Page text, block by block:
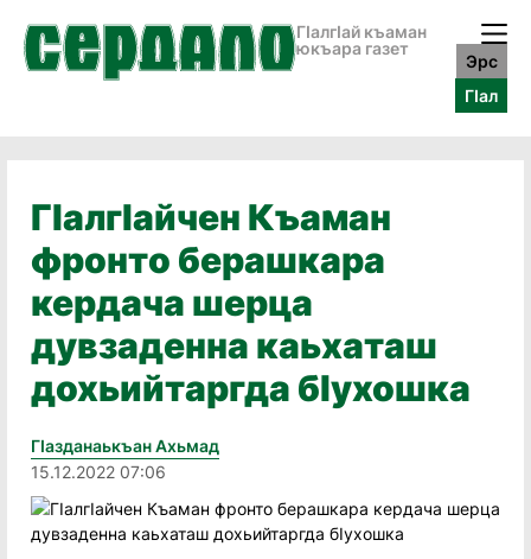
ГӀалгӀай къаман
юкъара газет
Эрс
ГӀал
ГIалгIайчен Къаман
фронто берашкара
кердача шерца
дувзаденна каьхаташ
дохьийтаргда бIухошка
Гӏазданаькъан Ахьмад
15.12.2022 07:06